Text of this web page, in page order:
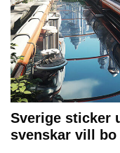
Sverige sticker
svenskar vill